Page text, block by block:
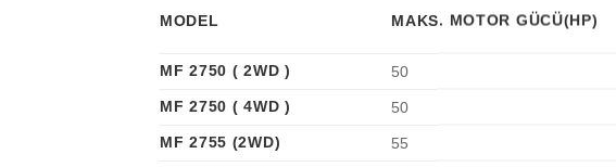
MODEL MAKS. MOTOR GÜCÜ(HP)
MF 2750 ( 2WD ) 50
MF 2750 ( 4WD )
50
MF 2755 (2WD)
55